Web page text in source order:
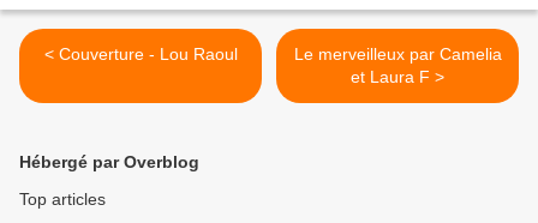
< Couverture - Lou Raoul
Le merveilleux par Camelia
et Laura F >
Hébergé par Overblog
Top articles